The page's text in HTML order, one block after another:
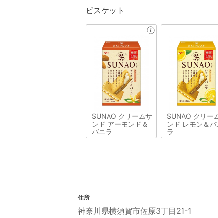
ビスケット
SUNAO クリームサ
ンド アーモンド＆
バニラ
SUNAO クリー
ンド レモン＆バ
ラ
住所
神奈川県横須賀市佐原3丁目21-1